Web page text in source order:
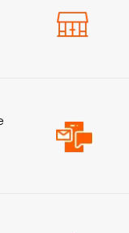
altijd nog